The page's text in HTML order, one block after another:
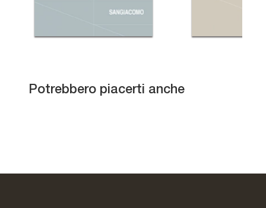
Potrebbero piacerti anche
45 Ceramics
Doppler K